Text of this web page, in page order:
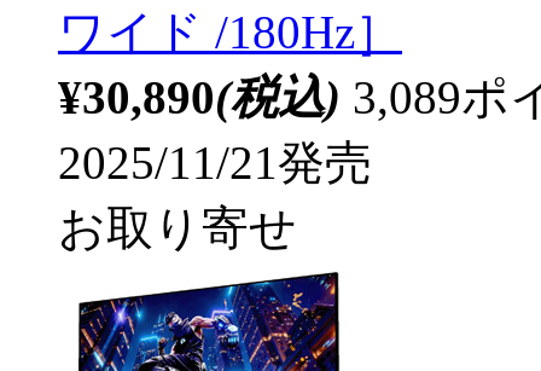
ワイド /180Hz］
¥30,890(税込) 3,089ポ
2025/11/21発売
お取り寄せ